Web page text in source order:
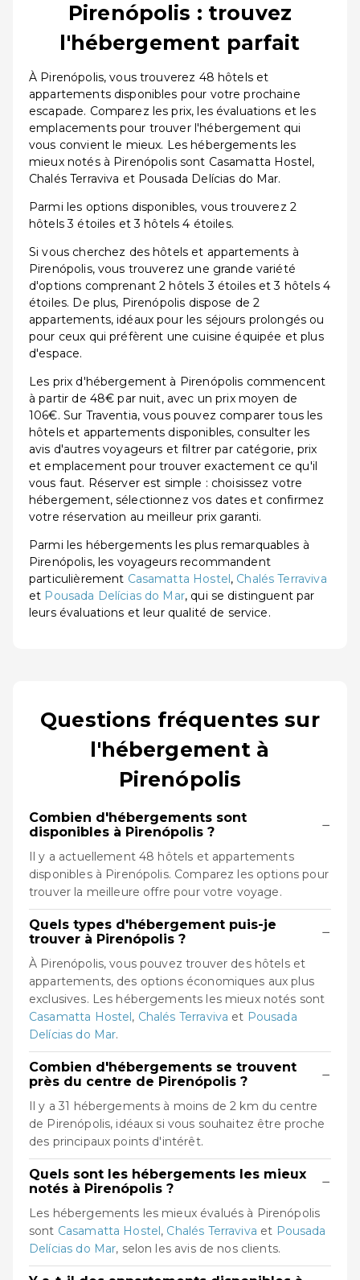
Pirenópolis : trouvez
l'hébergement parfait
À Pirenópolis, vous trouverez 48 hôtels et
appartements disponibles pour votre prochaine
escapade. Comparez les prix, les évaluations et les
emplacements pour trouver l'hébergement qui
vous convient le mieux. Les hébergements les
mieux notés à Pirenópolis sont Casamatta Hostel,
Chalés Terraviva et Pousada Delícias do Mar.
Parmi les options disponibles, vous trouverez 2
hôtels 3 étoiles et 3 hôtels 4 étoiles.
Si vous cherchez des hôtels et appartements à
Pirenópolis, vous trouverez une grande variété
d'options comprenant 2 hôtels 3 étoiles et 3 hôtels 4
étoiles. De plus, Pirenópolis dispose de 2
appartements, idéaux pour les séjours prolongés ou
pour ceux qui préfèrent une cuisine équipée et plus
d'espace.
Les prix d'hébergement à Pirenópolis commencent
à partir de 48€ par nuit, avec un prix moyen de
106€. Sur Traventia, vous pouvez comparer tous les
hôtels et appartements disponibles, consulter les
avis d'autres voyageurs et filtrer par catégorie, prix
et emplacement pour trouver exactement ce qu'il
vous faut. Réserver est simple : choisissez votre
hébergement, sélectionnez vos dates et confirmez
votre réservation au meilleur prix garanti.
Parmi les hébergements les plus remarquables à
Pirenópolis, les voyageurs recommandent
particulièrement Casamatta Hostel, Chalés Terraviva
et Pousada Delícias do Mar, qui se distinguent par
leurs évaluations et leur qualité de service.
Questions fréquentes sur
l'hébergement à
Pirenópolis
Combien d'hébergements sont
disponibles à Pirenópolis ?
−
Il y a actuellement 48 hôtels et appartements
disponibles à Pirenópolis. Comparez les options pour
trouver la meilleure offre pour votre voyage.
Quels types d'hébergement puis-je
trouver à Pirenópolis ?
−
À Pirenópolis, vous pouvez trouver des hôtels et
appartements, des options économiques aux plus
exclusives. Les hébergements les mieux notés sont
Casamatta Hostel, Chalés Terraviva et Pousada
Delícias do Mar.
Combien d'hébergements se trouvent
près du centre de Pirenópolis ?
−
Il y a 31 hébergements à moins de 2 km du centre
de Pirenópolis, idéaux si vous souhaitez être proche
des principaux points d'intérêt.
Quels sont les hébergements les mieux
notés à Pirenópolis ?
−
Les hébergements les mieux évalués à Pirenópolis
sont Casamatta Hostel, Chalés Terraviva et Pousada
Delícias do Mar, selon les avis de nos clients.